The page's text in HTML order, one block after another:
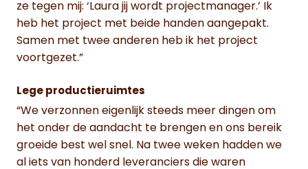
ze tegen mij: ‘Laura jij wordt projectmanager.’ Ik
heb het project met beide handen aangepakt.
Samen met twee anderen heb ik het project
voortgezet.”
Lege productieruimtes
“We verzonnen eigenlijk steeds meer dingen om
het onder de aandacht te brengen en ons bereik
groeide best wel snel. Na twee weken hadden we
al iets van honderd leveranciers die waren